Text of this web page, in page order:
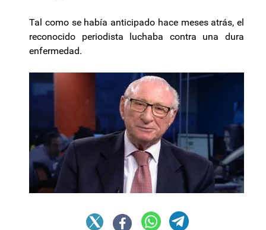
Tal como se había anticipado hace meses atrás, el
reconocido periodista luchaba contra una dura
enfermedad.